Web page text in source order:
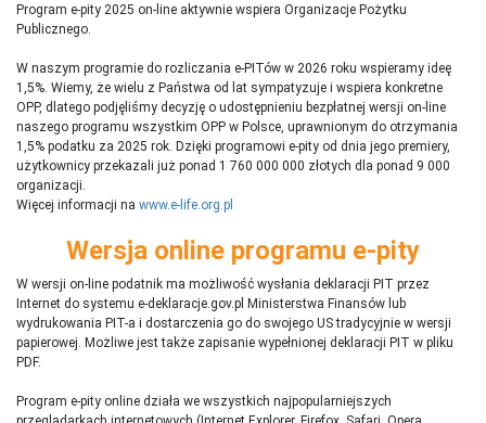
Program e-pity 2025 on-line aktywnie wspiera Organizacje Pożytku
Publicznego.
W naszym programie do rozliczania e-PITów w 2026 roku wspieramy ideę
1,5%. Wiemy, że wielu z Państwa od lat sympatyzuje i wspiera konkretne
OPP, dlatego podjęliśmy decyzję o udostępnieniu bezpłatnej wersji on-line
naszego programu wszystkim OPP w Polsce, uprawnionym do otrzymania
1,5% podatku za 2025 rok. Dzięki programowi e-pity od dnia jego premiery,
użytkownicy przekazali już ponad 1 760 000 000 złotych dla ponad 9 000
organizacji.
Więcej informacji na www.e-life.org.pl
Wersja online programu e-pity
W wersji on-line podatnik ma możliwość wysłania deklaracji PIT przez
Internet do systemu e-deklaracje.gov.pl Ministerstwa Finansów lub
wydrukowania PIT-a i dostarczenia go do swojego US tradycyjnie w wersji
papierowej. Możliwe jest także zapisanie wypełnionej deklaracji PIT w pliku
PDF.
Program e-pity online działa we wszystkich najpopularniejszych